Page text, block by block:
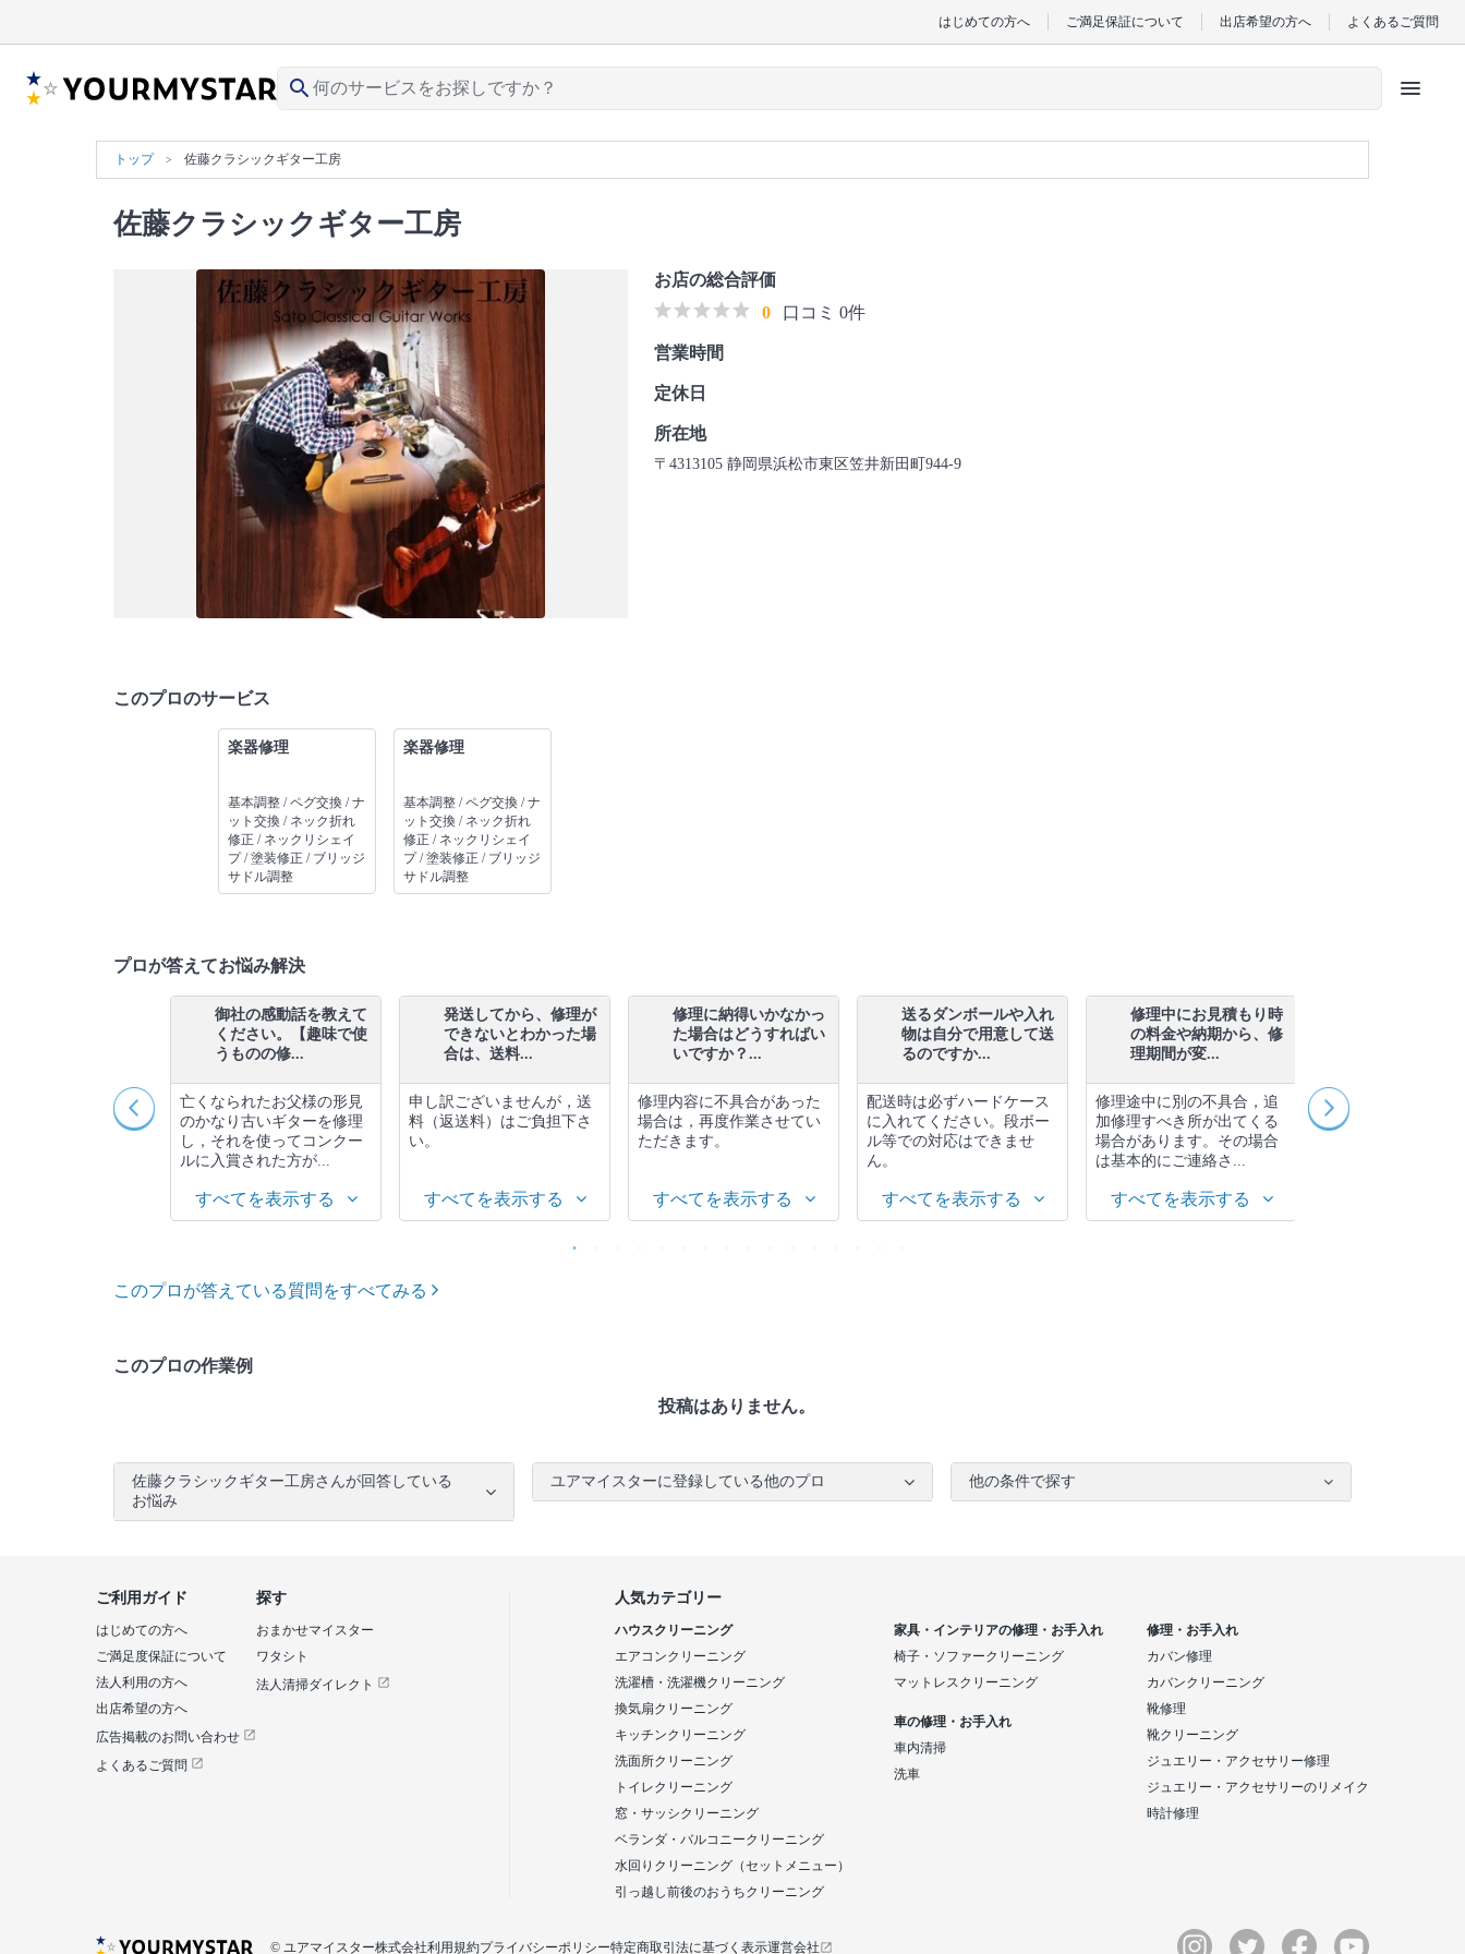
はじめての方へ ご満足保証について 出店希望の方へ よくあるご質問
search menu
トップ 佐藤クラシックギター工房
佐藤クラシックギター工房
お店の総合評価
0
口コミ 0件
営業時間
定休日
所在地
〒4313105 静岡県浜松市東区笠井新田町944-9
このプロのサービス
楽器修理
基本調整 / ペグ交換 / ナ
ット交換 / ネック折れ
修正 / ネックリシェイ
プ / 塗装修正 / ブリッジ
サドル調整
楽器修理
基本調整 / ペグ交換 / ナ
ット交換 / ネック折れ
修正 / ネックリシェイ
プ / 塗装修正 / ブリッジ
サドル調整
プロが答えてお悩み解決
りますが，基本的
から，いつ頃仕上
御社の感動話を教えて
ください。【趣味で使
うものの修...
亡くなられたお父様の形見
のかなり古いギターを修理
し，それを使ってコンクー
ルに入賞された方が...
すべてを表示する
発送してから、修理が
できないとわかった場
合は、送料...
申し訳ございませんが，送
料（返送料）はご負担下さ
い。
すべてを表示する
修理に納得いかなかっ
た場合はどうすればい
いですか？...
修理内容に不具合があった
場合は，再度作業させてい
ただきます。
すべてを表示する
送るダンボールや入れ
物は自分で用意して送
るのですか...
配送時は必ずハードケース
に入れてください。段ボー
ル等での対応はできませ
ん。
すべてを表示する
修理中にお見積もり時
の料金や納期から、修
理期間が変...
修理途中に別の不具合，追
加修理すべき所が出てくる
場合があります。その場合
は基本的にご連絡さ...
すべてを表示する
基本的に修理完了
しいたします。誠
このプロが答えている質問をすべてみる
このプロの作業例
投稿はありません。
佐藤クラシックギター工房さんが回答している
お悩み
ユアマイスターに登録している他のプロ 他の条件で探す
探す
おまかせマイスター
ワタシト
法人清掃ダイレクト
ご利用ガイド
はじめての方へ
ご満足度保証について
法人利用の方へ
出店希望の方へ
広告掲載のお問い合わせ
よくあるご質問
人気カテゴリー
ハウスクリーニング
エアコンクリーニング
洗濯槽・洗濯機クリーニング
換気扇クリーニング
キッチンクリーニング
洗面所クリーニング
トイレクリーニング
窓・サッシクリーニング
ベランダ・バルコニークリーニング
水回りクリーニング（セットメニュー）
引っ越し前後のおうちクリーニング
家具・インテリアの修理・お手入れ
椅子・ソファークリーニング
マットレスクリーニング
車の修理・お手入れ
車内清掃
洗車
修理・お手入れ
カバン修理
カバンクリーニング
靴修理
靴クリーニング
ジュエリー・アクセサリー修理
ジュエリー・アクセサリーのリメイク
時計修理
利用規約プライバシーポリシー特定商取引法に基づく表示運営会社
© ユアマイスター株式会社